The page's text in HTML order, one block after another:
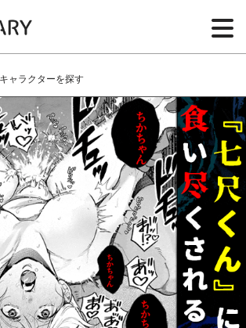
ャラクターを探す